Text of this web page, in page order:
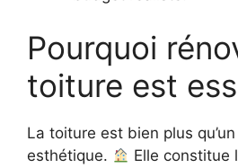
Pourquoi
toiture est
La toiture est bien plus
esthétique.
Elle constitue